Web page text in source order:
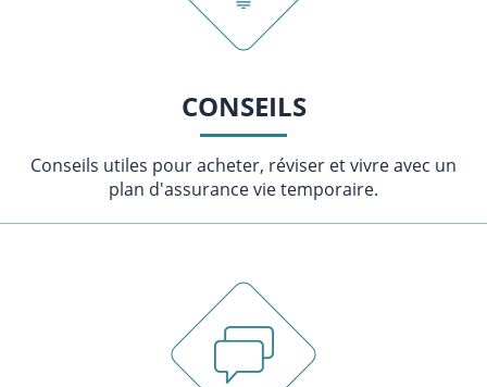
CONSEILS
Conseils utiles pour acheter, réviser et vivre avec un
plan d'assurance vie temporaire.